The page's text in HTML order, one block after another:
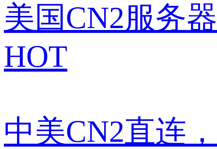
美国CN2服务器
HOT
中美CN2直连